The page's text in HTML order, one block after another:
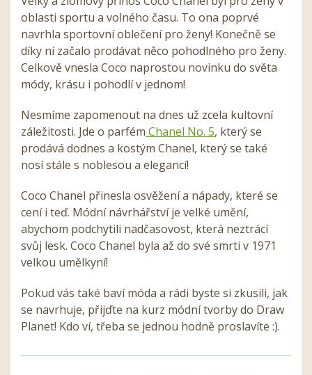
oblasti sportu a volného času. To ona poprvé
navrhla sportovní oblečení pro ženy! Konečně se
díky ní začalo prodávat něco pohodlného pro ženy.
Celkově vnesla Coco naprostou novinku do světa
módy, krásu i pohodlí v jednom!
Nesmíme zapomenout na dnes už zcela kultovní
záležitosti. Jde o parfém Chanel No. 5, který se
prodává dodnes a kostým Chanel, který se také
nosí stále s noblesou a elegancí!
Coco Chanel přinesla osvěžení a nápady, které se
cení i teď. Módní návrhářství je velké umění,
abychom podchytili nadčasovost, která neztrácí
svůj lesk. Coco Chanel byla až do své smrti v 1971
velkou umělkyní!
Pokud vás také baví móda a rádi byste si zkusili, jak
se navrhuje, přijďte na kurz módní tvorby do Draw
Planet! Kdo ví, třeba se jednou hodně proslavíte :).